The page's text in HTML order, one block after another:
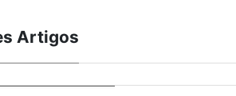
Artigos